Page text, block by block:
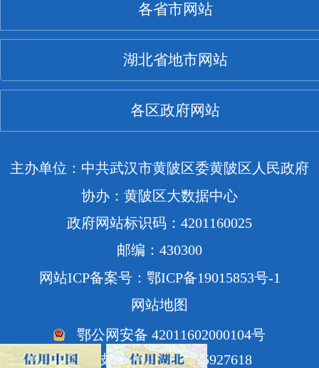
各省市网站
湖北省地市网站
各区政府网站
主办单位：中共武汉市黄陂区委黄陂区人民政府
协办：黄陂区大数据中心
政府网站标识码：4201160025
邮编：430300
网站ICP备案号：鄂ICP备19015853号-1
网站地图
鄂公网安备 42011602000104号
网站技术支持电话：85927618